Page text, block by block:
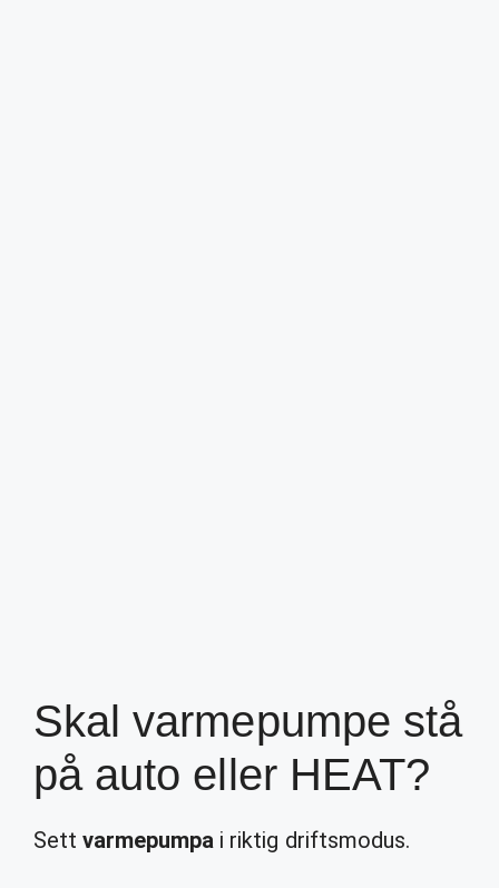
Skal varmepumpe stå
på auto eller HEAT?
Settvarmepumpa i riktig driftsmodus.